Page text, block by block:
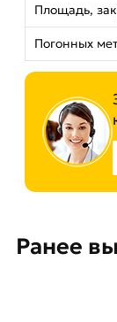
Площадь,
Погонных
Ранее